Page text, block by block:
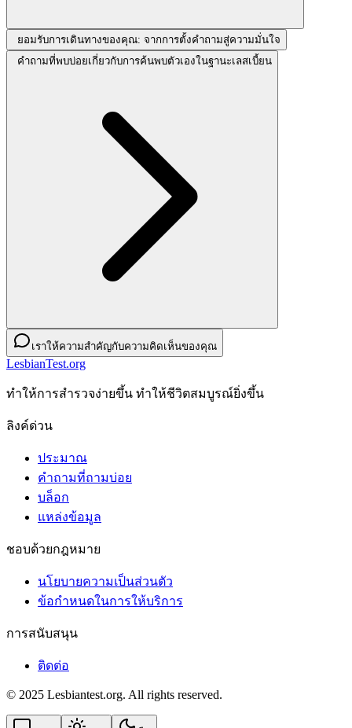
ยอมรับการเดินทางของคุณ: จากการตั้งคำถามสู่ความมั่นใจ
คำถามที่พบบ่อยเกี่ยวกับการค้นพบตัวเองในฐานะเลสเบี้ยน
เราให้ความสำคัญกับความคิดเห็นของคุณ
LesbianTest.org
ทําให้การสํารวจง่ายขึ้น ทําให้ชีวิตสมบูรณ์ยิ่งขึ้น
ลิงค์ด่วน
ประมาณ
คำถามที่ถามบ่อย
บล็อก
แหล่งข้อมูล
ชอบด้วยกฎหมาย
นโยบายความเป็นส่วนตัว
ข้อกําหนดในการให้บริการ
การสนับสนุน
ติดต่อ
© 2025 Lesbiantest.org. All rights reserved.